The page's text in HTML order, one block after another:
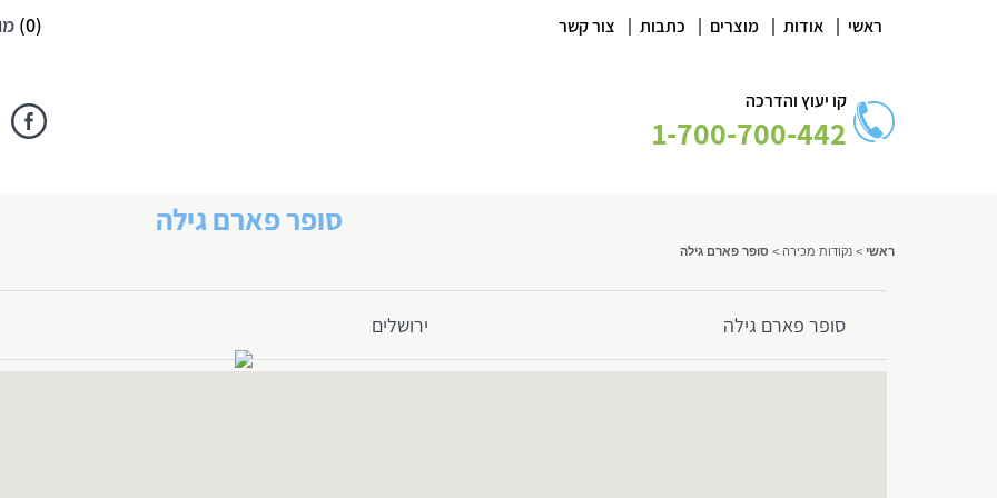
ראשי | אודות | מוצרים | כתבות | צור קשר (
0
)
קו יעוץ והדרכה
1-700-700-442
סופר פארם גילה
ראשי > נקודות מכירה > סופר פארם גילה
סופר פארם גילה ירושלים